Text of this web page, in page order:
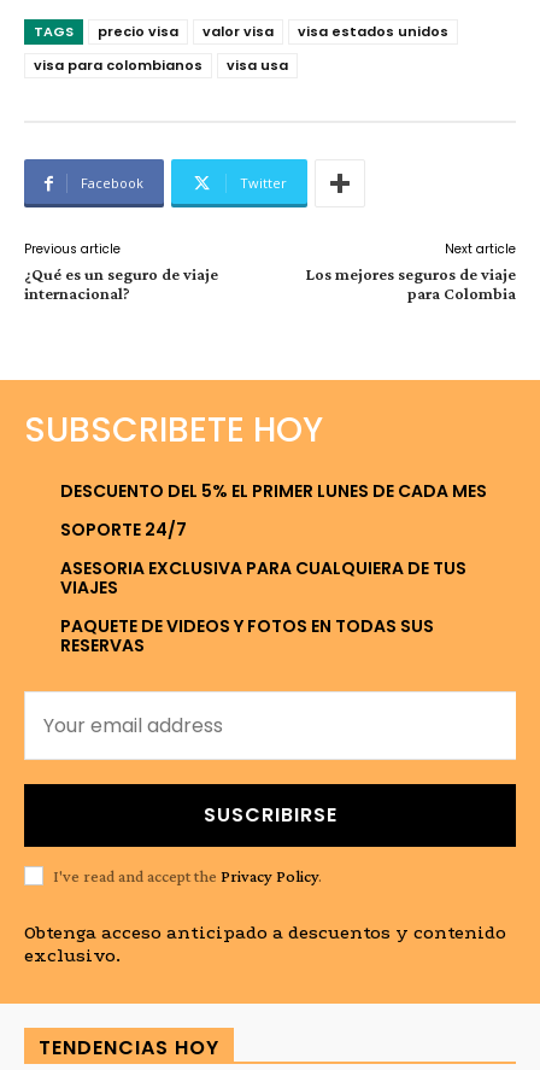
TAGS precio visa valor visa
visa estados unidos
visa para colombianos
visa usa
Facebook Twitter
Previous article
¿Qué es un seguro de viaje
internacional?
Next article
Los mejores seguros de viaje
para Colombia
SUBSCRIBETE HOY
DESCUENTO DEL 5% EL PRIMER LUNES DE CADA MES
SOPORTE 24/7
ASESORIA EXCLUSIVA PARA CUALQUIERA DE TUS
VIAJES
PAQUETE DE VIDEOS Y FOTOS EN TODAS SUS
RESERVAS
SUSCRIBIRSE
I've read and accept the Privacy Policy.
Obtenga acceso anticipado a descuentos y contenido
exclusivo.
TENDENCIAS HOY